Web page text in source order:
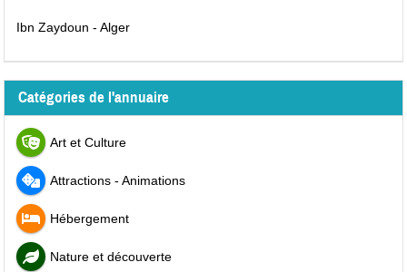
Ibn Zaydoun - Alger
Catégories de l'annuaire
Art et Culture
Attractions - Animations
Hébergement
Nature et découverte